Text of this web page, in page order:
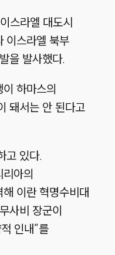
스라엘 대도시
이스라엘 북부
을 발사했다.
하마스의
돼서는 안 된다고
고 있다.
아의
이란 혁명수비대
사비 장군이
인내”를